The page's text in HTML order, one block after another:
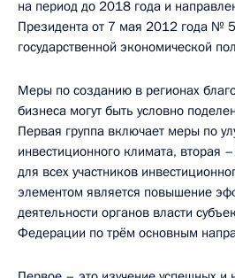
на период до 2018 года и
Президента от 7 мая 2012 года №
государственной экономической
Меры по созданию в регионах
бизнеса могут быть условно
Первая группа включает меры по
инвестиционного климата, вторая
для всех участников
элементом является повышение
деятельности органов власти
Федерации по трём основным